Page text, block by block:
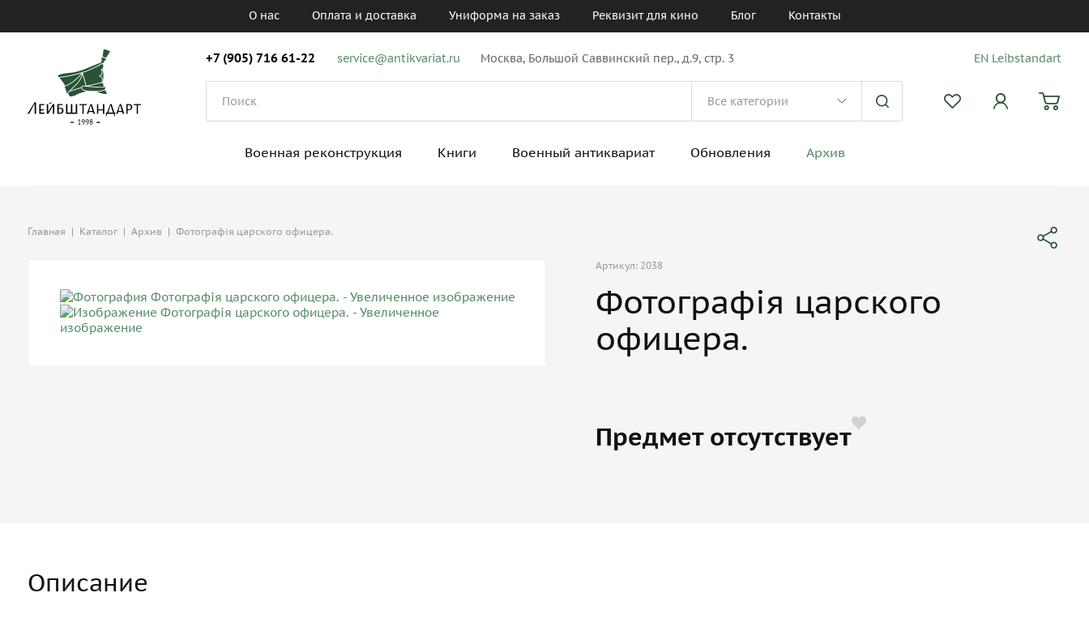
О нас Оплата и доставка Униформа на заказ Реквизит для кино Блог Контакты
+7 (905) 716 61-22 service@antikvariat.ru Москва, Большой Саввинский пер., д.9, стр. 3 EN Leibstandart
Военная реконструкция Книги Военный антиквариат Обновления Архив
Главная | Каталог | Архив | Фотографiя царского офицера.
Артикул: 2038
Фотографiя царского
офицера.
Предмет отсутствует
Описание